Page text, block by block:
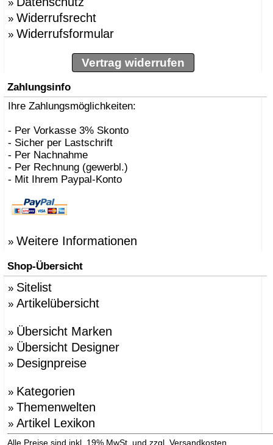
»
» Widerrufsrecht
» Widerrufsformular
Vertrag widerrufen
Zahlungsinfo
Ihre Zahlungsmöglichkeiten:
- Per Vorkasse 3% Skonto
- Sicher per Lastschrift
- Per Nachnahme
- Per Rechnung (gewerbl.)
- Mit Ihrem Paypal-Konto
» Weitere Informationen
Shop-Übersicht
» Sitelist
» Artikelübersicht
» Übersicht Marken
» Übersicht Designer
» Designpreise
» Kategorien
» Themenwelten
» Artikel Lexikon
Alle Preise sind inkl. 19% MwSt. und zzgl. Versandkosten.